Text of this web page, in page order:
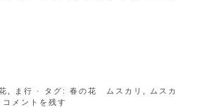
ま行 · タグ:春の花 ムスカリ
ムスカ
コメントを残す